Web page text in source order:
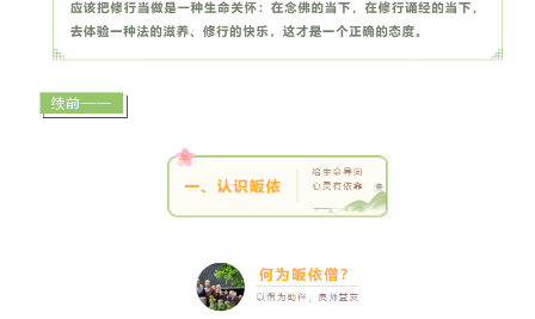
西园法讯
观世音热线
观自在禅修营